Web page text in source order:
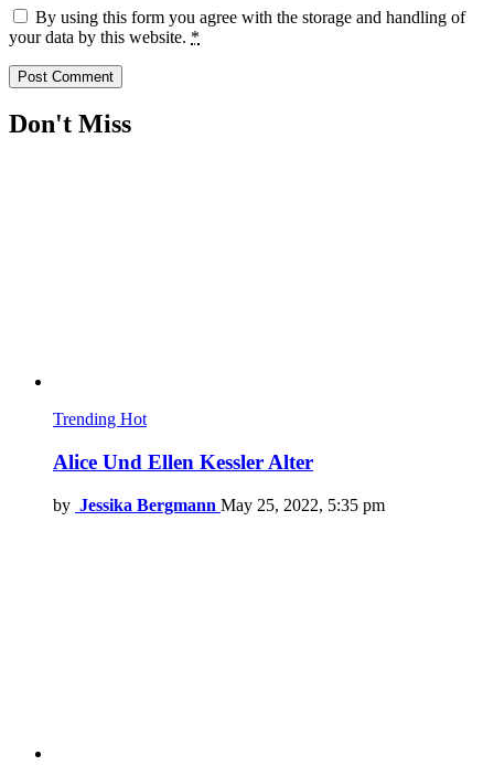
By using this form you agree with the storage and handling of
your data by this website. *
Don't Miss
Trending Hot
Alice Und Ellen Kessler Alter
by Jessika Bergmann May 25, 2022, 5:35 pm